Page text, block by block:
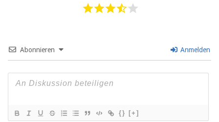
Abonnieren Anmelden
{} [+]